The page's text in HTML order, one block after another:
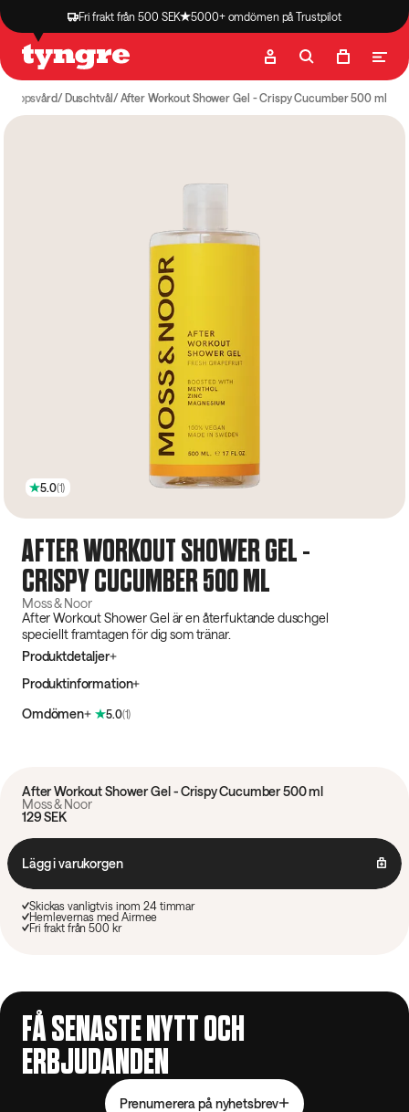
Fri frakt från 500 SEK 5000+ omdömen på Trustpilot
Butik Recept
Kroppsvård Duschtvål After Workout Shower Gel - Crispy Cucumber 500 ml
AFTER WORKOUT SHOWER GEL -
CRISPY CUCUMBER 500 ML
Moss & Noor
After Workout Shower Gel är en återfuktande duschgel
speciellt framtagen för dig som tränar.
Produktdetaljer
Produktinformation
Omdömen
5.0(1)
5.0(1)
After Workout Shower Gel - Crispy Cucumber 500 ml
Moss & Noor
129 SEK
Lägg i varukorgen
Skickas vanligtvis inom 24 timmar
Hemlevernas med Airmee
Fri frakt från 500 kr
FÅ SENASTE NYTT OCH
ERBJUDANDEN
Prenumerera på nyhetsbrev